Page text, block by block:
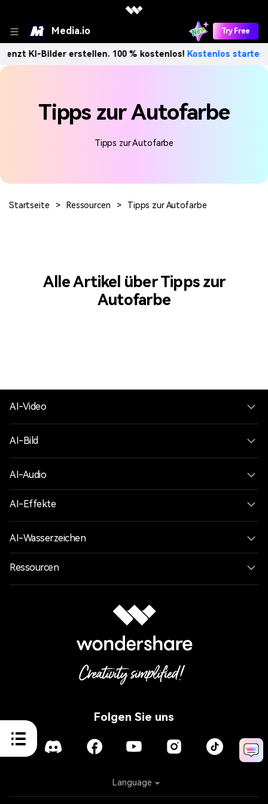
Media.io Try Free
KI-Bilder erstellen. 100 % kostenlos!Kostenlos
Tipps zur Autofarbe
Tipps zur Autofarbe
Startseite > Ressourcen > Tipps zur Autofarbe
Alle Artikel über Tipps zur
Autofarbe
Folgen Sie uns
AI-Video
AI-Bild
AI-Audio
AI-Effekte
AI-Wasserzeichen
Ressourcen
Language